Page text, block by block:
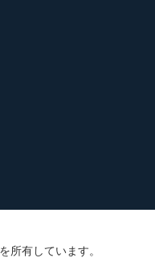
所有しています。